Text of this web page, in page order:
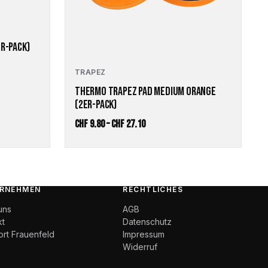
PACK)
TRAPEZ
THERMO TRAPEZ PAD MEDIUM ORANGE
(2ER-PACK)
CHF9.80–CHF27.10Preisspanne:
Frauenfeld
RECHTLICHES
AGB
Datenschutz
Impressum
Widerruf